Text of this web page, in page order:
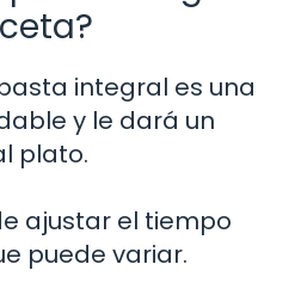
integral es una
y le dará un
plato.
ajustar el tiempo
puede variar.